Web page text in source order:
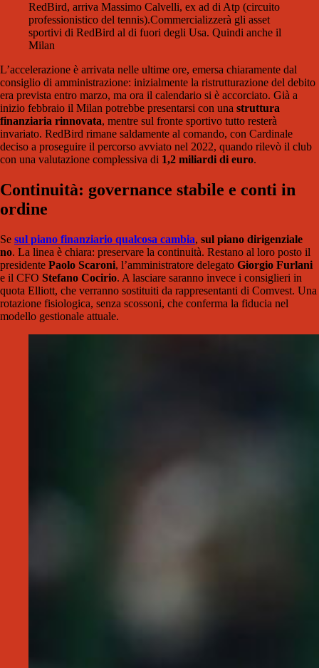
RedBird, arriva Massimo Calvelli, ex ad di Atp (circuito
professionistico del tennis).Commercializzerà gli asset
sportivi di RedBird al di fuori degli Usa. Quindi anche il
Milan
L’accelerazione è arrivata nelle ultime ore, emersa chiaramente dal
consiglio di amministrazione: inizialmente la ristrutturazione del debito
era prevista entro marzo, ma ora il calendario si è accorciato. Già a
inizio febbraio il Milan potrebbe presentarsi con una struttura
finanziaria rinnovata, mentre sul fronte sportivo tutto resterà
invariato. RedBird rimane saldamente al comando, con Cardinale
deciso a proseguire il percorso avviato nel 2022, quando rilevò il club
con una valutazione complessiva di 1,2 miliardi di euro.
Continuità: governance stabile e conti in
ordine
Se sul piano finanziario qualcosa cambia, sul piano dirigenziale
no. La linea è chiara: preservare la continuità. Restano al loro posto il
presidente Paolo Scaroni, l’amministratore delegato Giorgio Furlani
e il CFO Stefano Cocirio. A lasciare saranno invece i consiglieri in
quota Elliott, che verranno sostituiti da rappresentanti di Comvest. Una
rotazione fisiologica, senza scossoni, che conferma la fiducia nel
modello gestionale attuale.